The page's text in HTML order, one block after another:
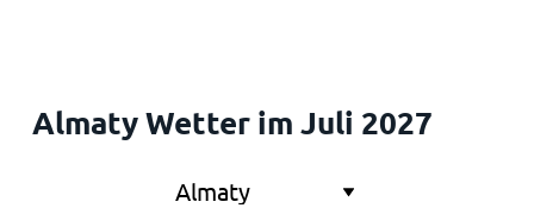
Almaty Wetter im Juli 2027